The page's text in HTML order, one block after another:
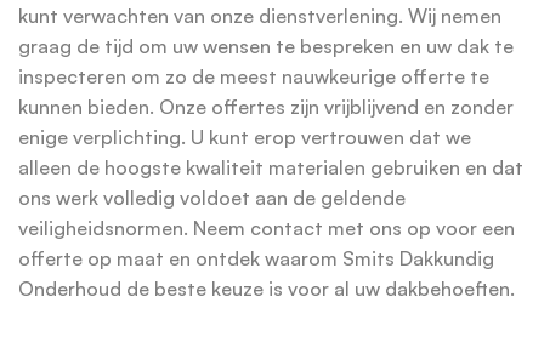
kunt verwachten van onze dienstverlening. Wij nemen
graag de tijd om uw wensen te bespreken en uw dak te
inspecteren om zo de meest nauwkeurige offerte te
kunnen bieden. Onze offertes zijn vrijblijvend en zonder
enige verplichting. U kunt erop vertrouwen dat we
alleen de hoogste kwaliteit materialen gebruiken en dat
ons werk volledig voldoet aan de geldende
veiligheidsnormen. Neem contact met ons op voor een
offerte op maat en ontdek waarom Smits Dakkundig
Onderhoud de beste keuze is voor al uw dakbehoeften.